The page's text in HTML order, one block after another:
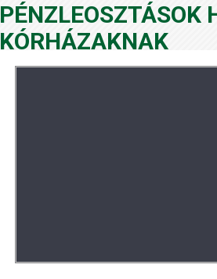
PÉNZLEOSZTÁSOK
KÓRHÁZAKNAK